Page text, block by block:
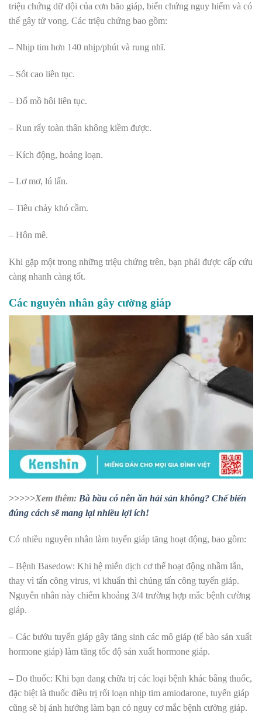
triệu chứng dữ dội của cơn bão giáp, biến chứng nguy hiểm và có
thể gây tử vong. Các triệu chứng bao gồm:
– Nhịp tim hơn 140 nhịp/phút và rung nhĩ.
– Sốt cao liên tục.
– Đổ mồ hôi liên tục.
– Run rẩy toàn thân không kiềm được.
– Kích động, hoảng loạn.
– Lơ mơ, lú lẩn.
– Tiêu chảy khó cầm.
– Hôn mê.
Khi gặp một trong những triệu chứng trên, bạn phải được cấp cứu
càng nhanh càng tốt.
Các nguyên nhân gây cường giáp
>>>>>Xem thêm: Bà bầu có nên ăn hải sản không? Chế biến
đúng cách sẽ mang lại nhiều lợi ích!
Có nhiều nguyên nhân làm tuyến giáp tăng hoạt động, bao gồm:
– Bệnh Basedow: Khi hệ miễn dịch cơ thể hoạt động nhầm lẫn,
thay vì tấn công virus, vi khuẩn thì chúng tấn công tuyến giáp.
Nguyên nhân này chiếm khoảng 3/4 trường hợp mắc bệnh cường
giáp.
– Các bướu tuyến giáp gây tăng sinh các mô giáp (tế bào sản xuất
hormone giáp) làm tăng tốc độ sản xuất hormone giáp.
– Do thuốc: Khi bạn đang chữa trị các loại bệnh khác bằng thuốc,
đặc biệt là thuốc điều trị rối loạn nhịp tim amiodarone, tuyến giáp
cũng sẽ bị ảnh hưởng làm bạn có nguy cơ mắc bệnh cường giáp.